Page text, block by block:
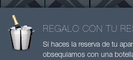
REGALO CON TU
Si haces la reserva de tu
obsequiamos con una